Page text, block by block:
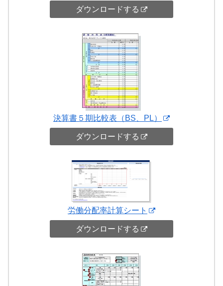
ダウンロードする
決算書５期比較表（BS、PL）
ダウンロードする
労働分配率計算シート
ダウンロードする